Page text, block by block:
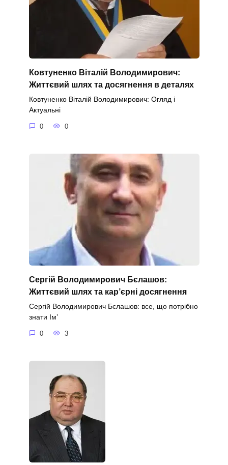
Ковтуненко Віталій Володимирович:
Життєвий шлях та досягнення в деталях
Ковтуненко Віталій Володимирович: Огляд і
Актуальні
0 0
Сергій Володимирович Бєлашов:
Життєвий шлях та кар’єрні досягнення
Сергій Володимирович Бєлашов: все, що потрібно
знати Ім’
0 3